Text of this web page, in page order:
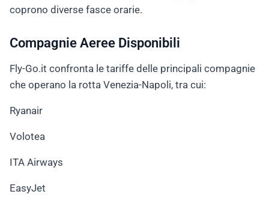
coprono diverse fasce orarie.
Compagnie Aeree Disponibili
Fly-Go.it confronta le tariffe delle principali compagnie
che operano la rotta Venezia-Napoli, tra cui:
Ryanair
Volotea
ITA Airways
EasyJet